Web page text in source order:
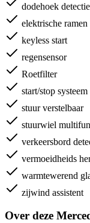
dodehoek detectie
elektrische
keyless start
regensensor
Roetfilter
start/stop systeem
stuur verstelbaar
stuurwiel
verkeersbord
vermoeidheids
warmtewerend
zijwind assistent
Over deze